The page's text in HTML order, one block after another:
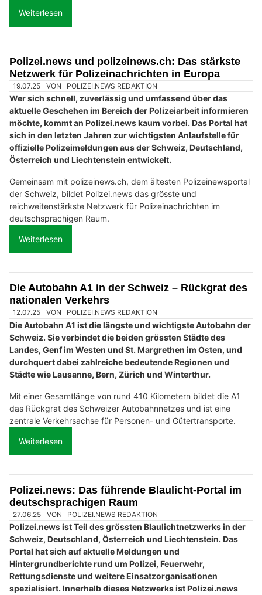
Weiterlesen
Polizei.news und polizeinews.ch: Das stärkste
Netzwerk für Polizeinachrichten in Europa
19.07.25 VON POLIZEI.NEWS REDAKTION
Wer sich schnell, zuverlässig und umfassend über das
aktuelle Geschehen im Bereich der Polizeiarbeit informieren
möchte, kommt an Polizei.news kaum vorbei. Das Portal hat
sich in den letzten Jahren zur wichtigsten Anlaufstelle für
offizielle Polizeimeldungen aus der Schweiz, Deutschland,
Österreich und Liechtenstein entwickelt.
Gemeinsam mit polizeinews.ch, dem ältesten Polizeinewsportal
der Schweiz, bildet Polizei.news das grösste und
reichweitenstärkste Netzwerk für Polizeinachrichten im
deutschsprachigen Raum.
Weiterlesen
Die Autobahn A1 in der Schweiz – Rückgrat des
nationalen Verkehrs
12.07.25 VON POLIZEI.NEWS REDAKTION
Die Autobahn A1 ist die längste und wichtigste Autobahn der
Schweiz. Sie verbindet die beiden grössten Städte des
Landes, Genf im Westen und St. Margrethen im Osten, und
durchquert dabei zahlreiche bedeutende Regionen und
Städte wie Lausanne, Bern, Zürich und Winterthur.
Mit einer Gesamtlänge von rund 410 Kilometern bildet die A1
das Rückgrat des Schweizer Autobahnnetzes und ist eine
zentrale Verkehrsachse für Personen- und Gütertransporte.
Weiterlesen
Polizei.news: Das führende Blaulicht-Portal im
deutschsprachigen Raum
27.06.25 VON POLIZEI.NEWS REDAKTION
Polizei.news ist Teil des grössten Blaulichtnetzwerks in der
Schweiz, Deutschland, Österreich und Liechtenstein. Das
Portal hat sich auf aktuelle Meldungen und
Hintergrundberichte rund um Polizei, Feuerwehr,
Rettungsdienste und weitere Einsatzorganisationen
spezialisiert. Innerhalb dieses Netzwerks ist Polizei.news